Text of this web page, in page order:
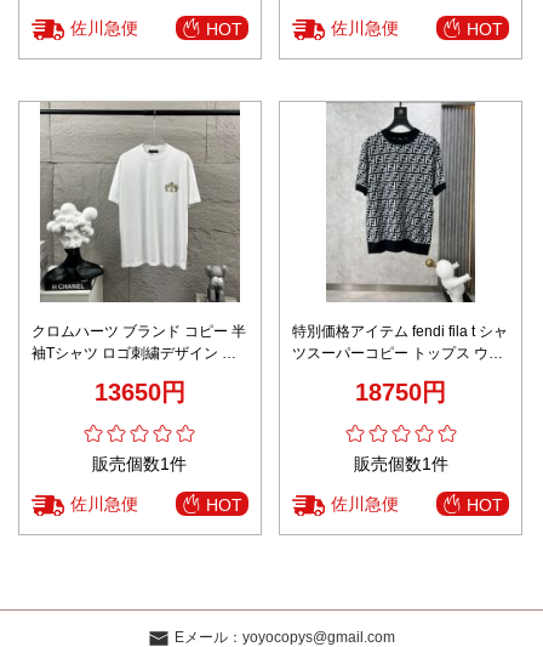
佐川急便 HOT 佐川急便 HOT
クロムハーツ ブランド コピー 半
袖Tシャツ ロゴ刺繍デザイン 通
13650円
販売個数1件
佐川急便 HOT
特別価格アイテム fendi fila t シャ
ツスーパーコピー トップス ウー
柄 ブラック18750円
販売個数1件
佐川急便 HOT
Eメール： yoyocopys@gmail.com